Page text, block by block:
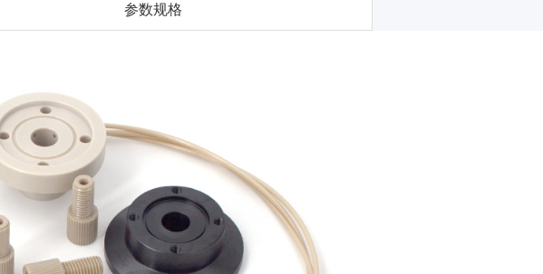
参数规格